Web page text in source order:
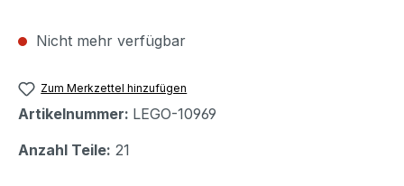
Nicht mehr verfügbar
Zum Merkzettel hinzufügen
Artikelnummer: LEGO-10969
Anzahl Teile: 21